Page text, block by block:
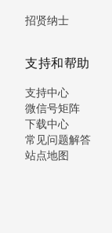
招贤纳士
支持和帮助
支持中心
微信号矩阵
下载中心
常见问题解答
站点地图